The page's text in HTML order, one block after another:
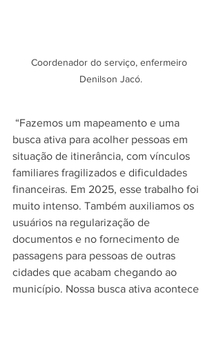
Coordenador do serviço, enfermeiro
Denilson Jacó.
busca ativa para acolher pessoas em
situação de itinerância, com vínculos
familiares fragilizados e dificuldades
financeiras. Em 2025, esse trabalho foi
muito intenso. Também auxiliamos os
usuários na regularização de
documentos e no fornecimento de
passagens para pessoas de outras
cidades que acabam chegando ao
município. Nossa busca ativa acontece